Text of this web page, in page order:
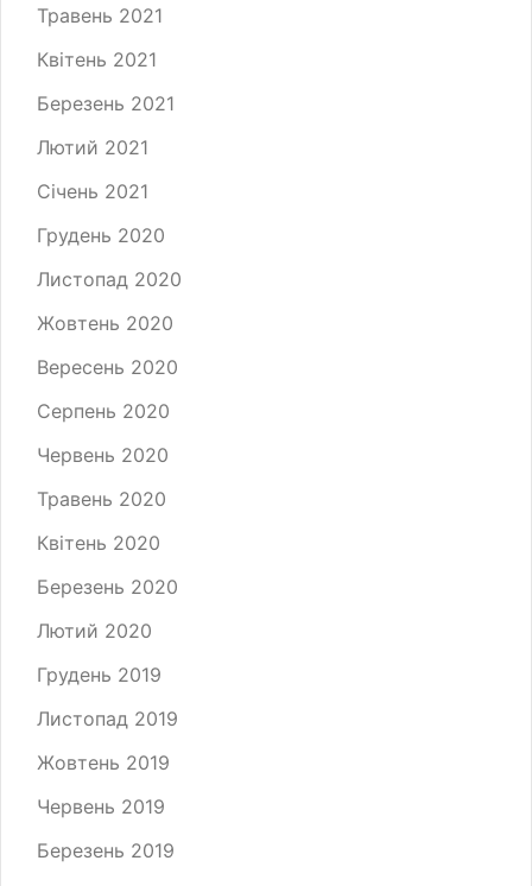
Травень 2021
Квітень 2021
Березень 2021
Лютий 2021
Січень 2021
Грудень 2020
Листопад 2020
Жовтень 2020
Вересень 2020
Серпень 2020
Червень 2020
Травень 2020
Квітень 2020
Березень 2020
Лютий 2020
Грудень 2019
Листопад 2019
Жовтень 2019
Червень 2019
Березень 2019